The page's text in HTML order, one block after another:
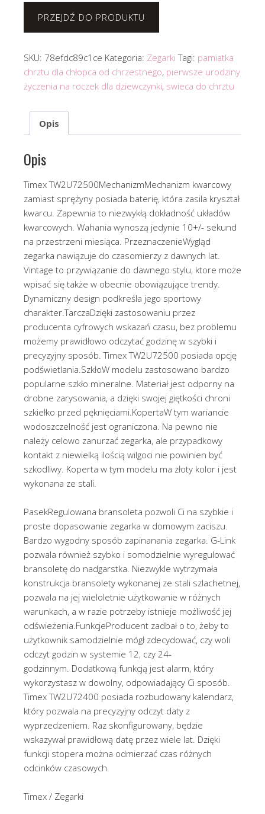
PRZEJDŹ DO PRODUKTU
SKU: 78efdc89c1ce Kategoria: Zegarki Tagi: pamiatka
chrztu dla chłopca od chrzestnego, pierwsze urodziny
życzenia na roczek dla dziewczynki, swieca do chrztu
Opis
Opis
Timex TW2U72500MechanizmMechanizm kwarcowy
zamiast sprężyny posiada baterię, która zasila kryształ
kwarcu. Zapewnia to niezwykłą dokładność układów
kwarcowych. Wahania wynoszą jedynie 10+/- sekund
na przestrzeni miesiąca. PrzeznaczenieWygląd
zegarka nawiązuje do czasomierzy z dawnych lat.
Vintage to przywiązanie do dawnego stylu, ktore może
wpisać się także w obecnie obowiązujące trendy.
Dynamiczny design podkreśla jego sportowy
charakter.TarczaDzięki zastosowaniu przez
producenta cyfrowych wskazań czasu, bez problemu
możemy prawidłowo odczytać godzinę w szybki i
precyzyjny sposób. Timex TW2U72500 posiada opcję
podświetlania.SzkłoW modelu zastosowano bardzo
popularne szkło mineralne. Materiał jest odporny na
drobne zarysowania, a dzięki swojej giętkości chroni
szkiełko przed pęknięciami.KopertaW tym wariancie
wodoszczelność jest ograniczona. Na pewno nie
należy celowo zanurzać zegarka, ale przypadkowy
kontakt z niewielką ilością wilgoci nie powinien być
szkodliwy. Koperta w tym modelu ma złoty kolor i jest
wykonana ze stali.
PasekRegulowana bransoleta pozwoli Ci na szybkie i
proste dopasowanie zegarka w domowym zaciszu.
Bardzo wygodny sposób zapinanania zegarka. G-Link
pozwala również szybko i somodzielnie wyregulować
bransoletę do nadgarstka. Niezwykle wytrzymała
konstrukcja bransolety wykonanej ze stali szlachetnej,
pozwala na jej wieloletnie użytkowanie w różnych
warunkach, a w razie potrzeby istnieje możliwość jej
odświeżenia.FunkcjeProducent zadbał o to, żeby to
użytkownik samodzielnie mógł zdecydować, czy woli
odczyt godzin w systemie 12, czy 24-
godzinnym. Dodatkową funkcją jest alarm, który
wykorzystasz w dowolny, odpowiadający Ci sposób.
Timex TW2U72400 posiada rozbudowany kalendarz,
który pozwala na precyzyjny odczyt daty z
wyprzedzeniem. Raz skonfigurowany, będzie
wskazywał prawidłową datę przez wiele lat. Dzięki
funkcji stopera można odmierzać czas różnych
odcinków czasowych.
Timex / Zegarki